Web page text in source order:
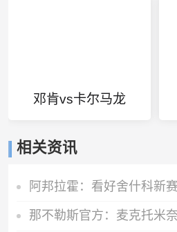
邓肯vs卡尔马龙
相关资讯